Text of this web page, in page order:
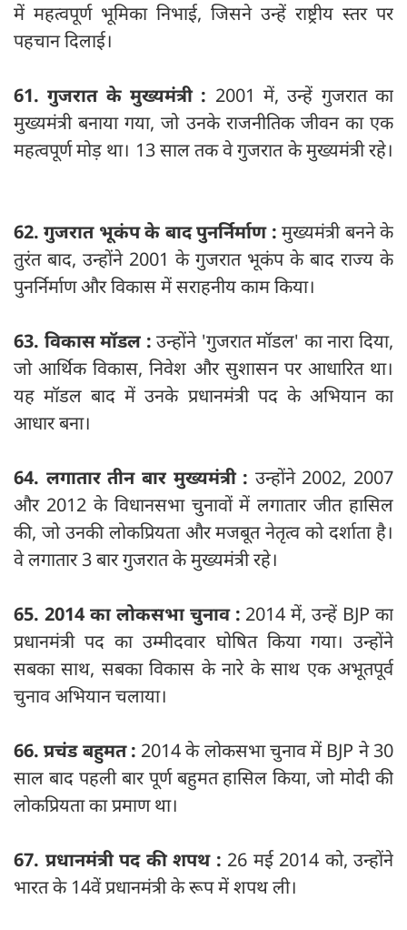
में महत्वपूर्ण भूमिका निभाई, जिसने उन्हें राष्ट्रीय स्तर पर
पहचान दिलाई।
61. गुजरात के मुख्यमंत्री : 2001 में, उन्हें गुजरात का
मुख्यमंत्री बनाया गया, जो उनके राजनीतिक जीवन का एक
महत्वपूर्ण मोड़ था। 13 साल तक वे गुजरात के मुख्‍यमंत्री रहे।
62. गुजरात भूकंप के बाद पुनर्निर्माण :मुख्यमंत्री बनने के
तुरंत बाद, उन्होंने 2001 के गुजरात भूकंप के बाद राज्य के
पुनर्निर्माण और विकास में सराहनीय काम किया।
63. विकास मॉडल :उन्होंने 'गुजरात मॉडल' का नारा दिया,
जो आर्थिक विकास, निवेश और सुशासन पर आधारित था।
यह मॉडल बाद में उनके प्रधानमंत्री पद के अभियान का
आधार बना।
64. लगातार तीन बार मुख्यमंत्री : उन्होंने 2002, 2007
और 2012 के विधानसभा चुनावों में लगातार जीत हासिल
की, जो उनकी लोकप्रियता और मजबूत नेतृत्व को दर्शाता है।
वे लगातार 3 बार गुजरात के मुख्‍यमंत्री रहे।
65. 2014 का लोकसभा चुनाव : 2014 में, उन्हें BJP का
प्रधानमंत्री पद का उम्मीदवार घोषित किया गया। उन्होंने
सबका साथ, सबका विकास के नारे के साथ एक अभूतपूर्व
चुनाव अभियान चलाया।
66. प्रचंड बहुमत : 2014 के लोकसभा चुनाव में BJP ने 30
साल बाद पहली बार पूर्ण बहुमत हासिल किया, जो मोदी की
लोकप्रियता का प्रमाण था।
67. प्रधानमंत्री पद की शपथ : 26 मई 2014 को, उन्होंने
भारत के 14वें प्रधानमंत्री के रूप में शपथ ली।